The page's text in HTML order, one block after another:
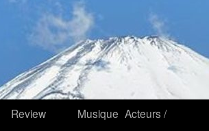
Review
Musique Acteurs /